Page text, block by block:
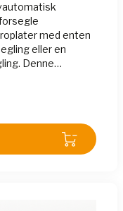
med enten
eller en
Denne
Teksten